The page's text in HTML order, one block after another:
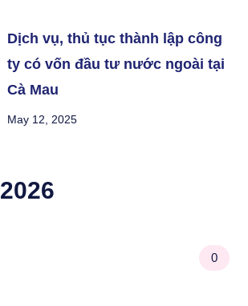
Dịch vụ, thủ tục thành lập công
ty có vốn đầu tư nước ngoài tại
Cà Mau
May 12, 2025
2026
0